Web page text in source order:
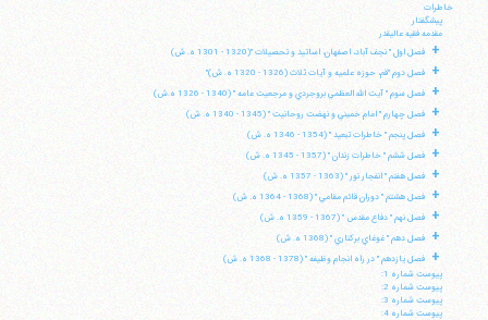
خاطرات
پيشگفتار
مقدمه فقيه عاليقدر
+ فصل اول " نجف آباد، اصفهان، اساتيد و تحصيلات "(1320 - 1301 ه. ش)
+ فصل دوم "قم، حوزه علميه و آيات ثلاث (1326 - 1320 ه. ش)"
+ فصل سوم " آيت الله العظمي بروجردي و مرجعيت عامه " (1340 - 1326 ه.ش)
+ فصل چهارم " امام خميني و نهضت روحانيت " (1345 - 1340 ه. ش)
+ فصل پنجم " خاطرات تبعيد " (1354 - 1346 ه. ش)
+ فصل ششم " خاطرات زندان " (1357 - 1345 ه. ش)
+ فصل هفتم " انفجار نور " (1363 - 1357 ه. ش)
+ فصل هشتم " دوران قائم مقامي " (1368 - 1364 ه. ش)
+ فصل نهم " دفاع مقدس " (1367 - 1359 ه. ش)
+ فصل دهم " غوغاي بركناري " (1368 ه. ش)
+
فصل يازدهم " در راه انجام وظيفه " (1378 - 1368 ه. ش)
پيوست شماره 1:
پيوست شماره 2:
پيوست شماره 3:
پيوست شماره 4: